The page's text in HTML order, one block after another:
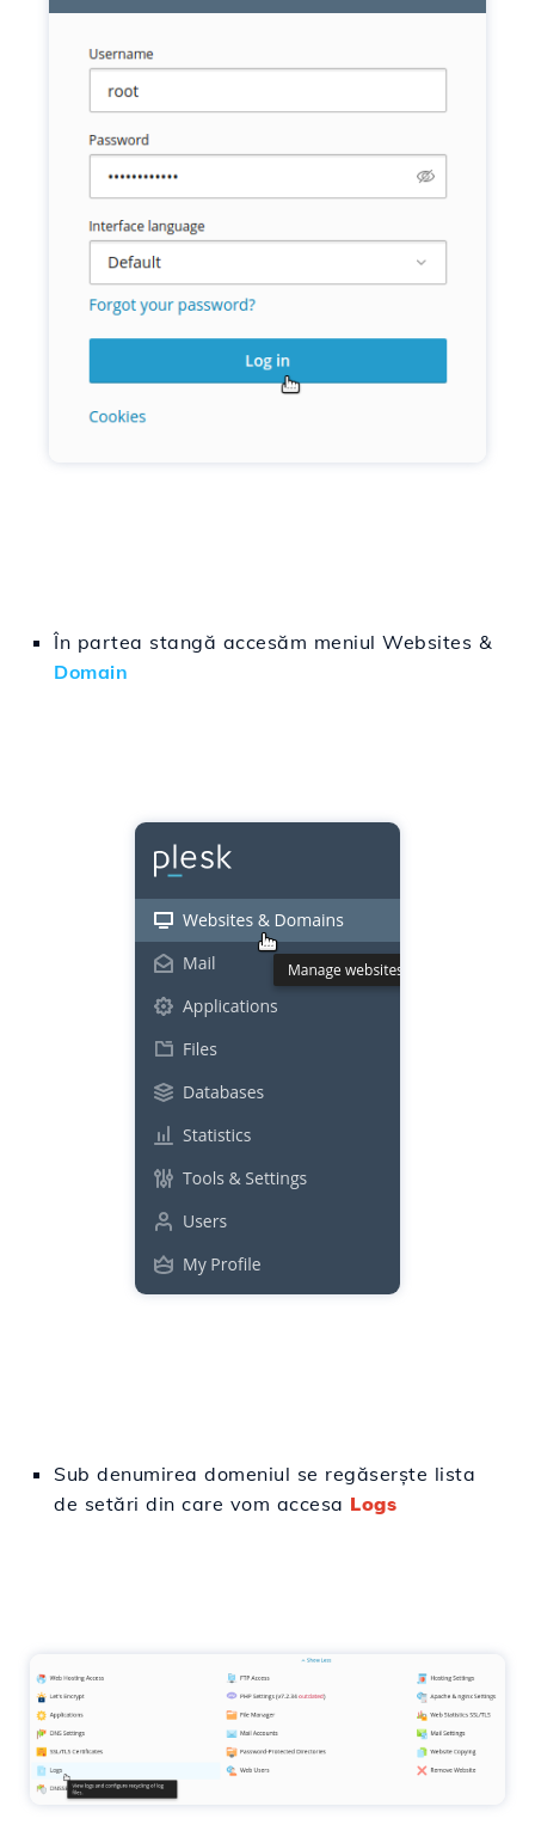
În partea stangă accesăm meniul Websites &
Domain
Sub denumirea domeniul se regăserște lista
de setări din care vom accesa Logs